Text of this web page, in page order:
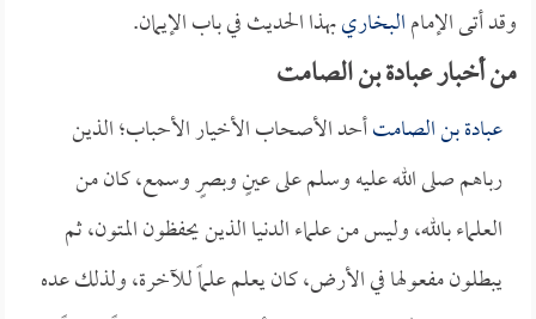
وقد أتى الإمامالبخاريبهذا الحديث في باب الإيمان.
من أخبار عبادة بن الصامت
عبادة بن الصامتأحد الأصحاب الأخيار الأحباب؛ الذين
رباهم صلى الله عليه وسلم على عينٍ وبصرٍ وسمع، كان من
العلماء بالله، وليس من علماء الدنيا الذين يحفظون المتون، ثم
يبطلون مفعولها في الأرض، كان يعلم علماً للآخرة، ولذلك عده